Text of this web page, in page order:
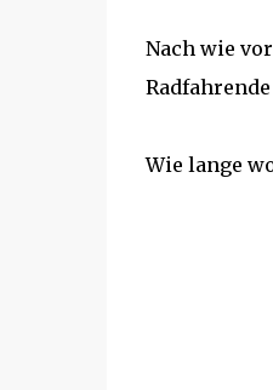
Nach wie
Wie lange